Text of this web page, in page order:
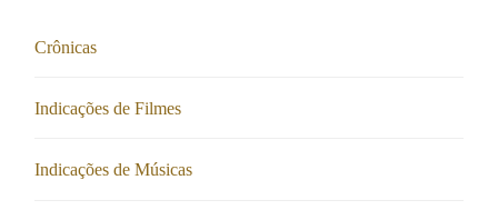
Crônicas
Indicações de Filmes
Indicações de Músicas